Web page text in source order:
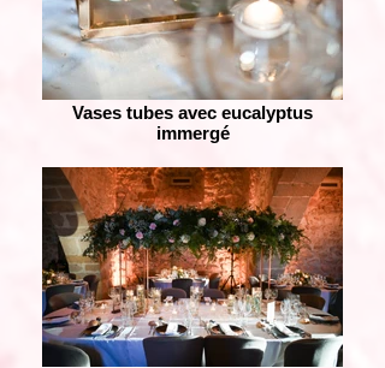
Vases tubes avec eucalyptus
immergé